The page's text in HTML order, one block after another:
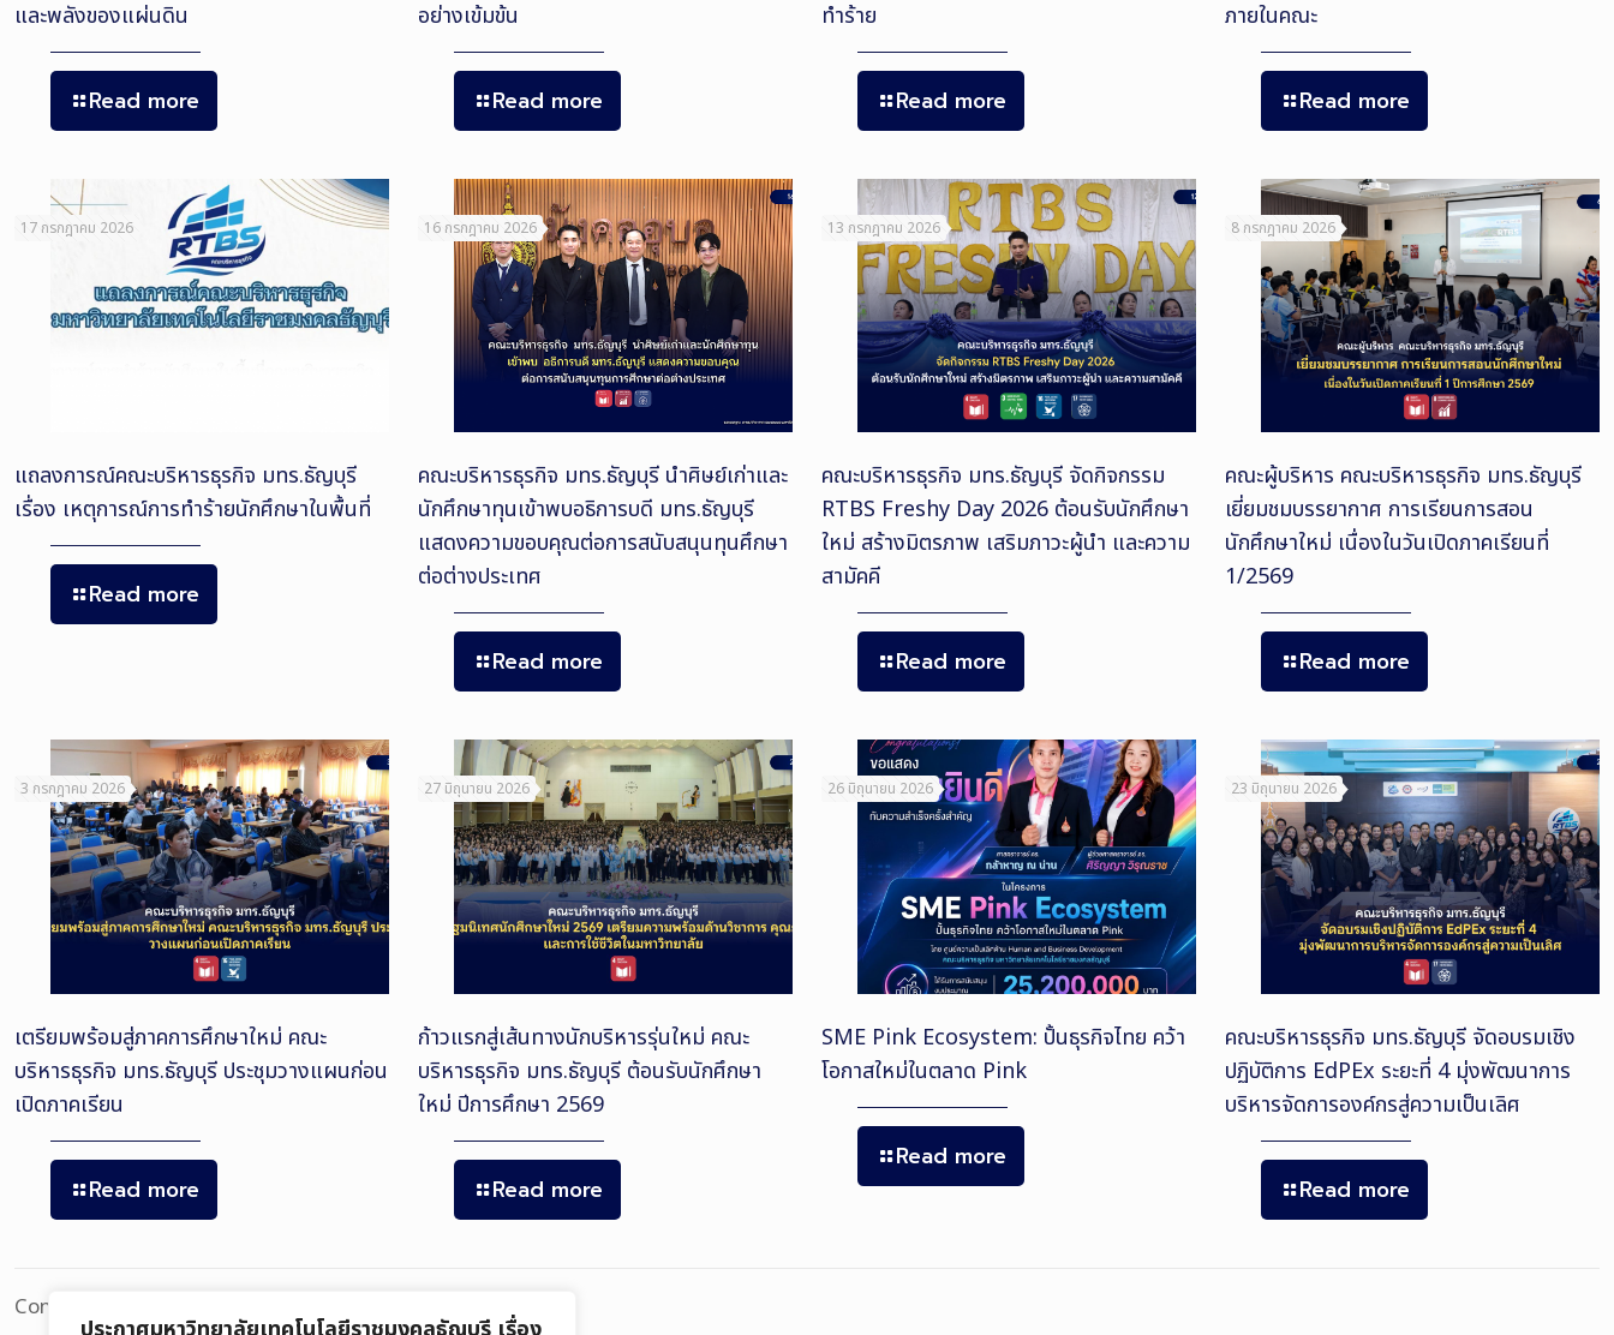
และพลังของแผ่นดิน
Read more
อย่างเข้มข้น
Read more
ทำร้าย
Read more
ภายในคณะ
Read more
17 กรกฎาคม 2026
แถลงการณ์คณะบริหารธุรกิจ มทร.ธัญบุรี
เรื่อง เหตุการณ์การทำร้ายนักศึกษาในพื้นที่
Read more
16 กรกฎาคม 2026
คณะบริหารธุรกิจ มทร.ธัญบุรี นำศิษย์เก่าและ
นักศึกษาทุนเข้าพบอธิการบดี มทร.ธัญบุรี
แสดงความขอบคุณต่อการสนับสนุนทุนศึกษา
ต่อต่างประเทศ
Read more
13 กรกฎาคม 2026
คณะบริหารธุรกิจ มทร.ธัญบุรี จัดกิจกรรม
RTBS Freshy Day 2026 ต้อนรับนักศึกษา
ใหม่ สร้างมิตรภาพ เสริมภาวะผู้นำ และความ
สามัคคี
Read more
8 กรกฎาคม 2026
คณะผู้บริหาร คณะบริหารธุรกิจ มทร.ธัญบุรี
เยี่ยมชมบรรยากาศ การเรียนการสอน
นักศึกษาใหม่ เนื่องในวันเปิดภาคเรียนที่
1/2569
Read more
3 กรกฎาคม 2026
เตรียมพร้อมสู่ภาคการศึกษาใหม่ คณะ
บริหารธุรกิจ มทร.ธัญบุรี ประชุมวางแผนก่อน
เปิดภาคเรียน
Read more
27 มิถุนายน 2026
ก้าวแรกสู่เส้นทางนักบริหารรุ่นใหม่ คณะ
บริหารธุรกิจ มทร.ธัญบุรี ต้อนรับนักศึกษา
ใหม่ ปีการศึกษา 2569
Read more
26 มิถุนายน 2026
SME Pink Ecosystem: ปั้นธุรกิจไทย คว้า
โอกาสใหม่ในตลาด Pink
Read more
23 มิถุนายน 2026
คณะบริหารธุรกิจ มทร.ธัญบุรี จัดอบรมเชิง
ปฏิบัติการ EdPEx ระยะที่ 4 มุ่งพัฒนาการ
บริหารจัดการองค์กรสู่ความเป็นเลิศ
Read more
Comments are closed.